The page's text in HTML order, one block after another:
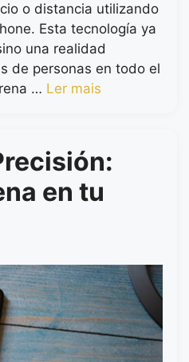
o distancia utilizando
Esta tecnología ya
una realidad
de personas en todo el
… Ler mais
en tu